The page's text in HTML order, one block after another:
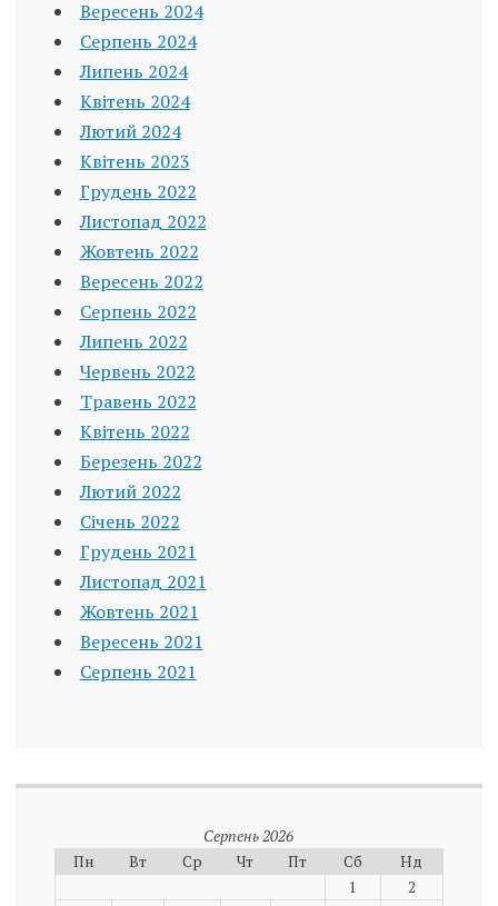
Вересень 2024
Серпень 2024
Липень 2024
Квітень 2024
Лютий 2024
Квітень 2023
Грудень 2022
Листопад 2022
Жовтень 2022
Вересень 2022
Серпень 2022
Липень 2022
Червень 2022
Травень 2022
Квітень 2022
Березень 2022
Лютий 2022
Січень 2022
Грудень 2021
Листопад 2021
Жовтень 2021
Вересень 2021
Серпень 2021
Серпень 2026
Пн
Вт Ср Чт Пт Сб
Нд
1
2